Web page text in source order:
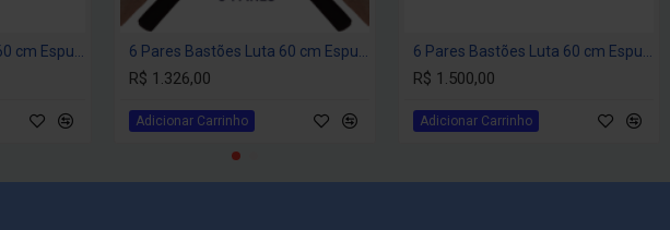
matricularam seus filhos;
2. Diminuíram os riscos de acidentes graves entre
por Responsabilidade, TERROR DOS GESTORES,
academia. Muitos alunos compram para treinos em
R$ 1.326,00
Adicionar Carrinho
R$ 1.500,00
Adicionar Carrinho